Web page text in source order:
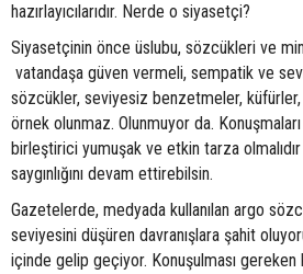
hazırlayıcılarıdır. Nerde o siyasetçi?
Siyasetçinin önce üslubu, sözcükleri ve
vatandaşa güven vermeli, sempatik ve
sözcükler, seviyesiz benzetmeler, küfürler,
örnek olunmaz. Olunmuyor da.
birleştirici yumuşak ve etkin tarza olmalıdır
saygınlığını devam ettirebilsin.
Gazetelerde, medyada kullanılan argo
seviyesini düşüren davranışlara şahit
içinde gelip geçiyor. Konuşulması gereken